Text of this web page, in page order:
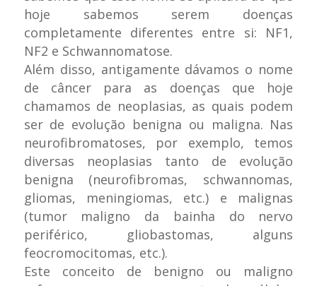
hoje sabemos serem doenças
completamente diferentes entre si: NF1,
NF2 e Schwannomatose.
Além disso, antigamente dávamos o nome
de câncer para as doenças que hoje
chamamos de neoplasias, as quais podem
ser de evolução benigna ou maligna. Nas
neurofibromatoses, por exemplo, temos
diversas neoplasias tanto de evolução
benigna (neurofibromas, schwannomas,
gliomas, meningiomas, etc.) e malignas
(tumor maligno da bainha do nervo
periférico, gliobastomas, alguns
feocromocitomas, etc.).
Este conceito de benigno ou maligno